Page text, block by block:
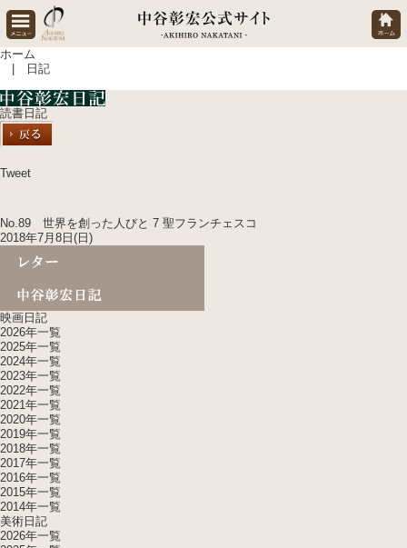
ホーム
| 日記
読書日記
Tweet
No.89 世界を創った人びと 7 聖フランチェスコ
2018年7月8日(日)
映画日記
2026年一覧
2025年一覧
2024年一覧
2023年一覧
2022年一覧
2021年一覧
2020年一覧
2019年一覧
2018年一覧
2017年一覧
2016年一覧
2015年一覧
2014年一覧
美術日記
2026年一覧